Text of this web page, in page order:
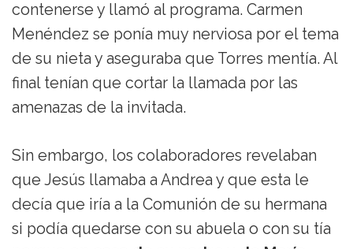
contenerse y llamó al programa. Carmen
Menéndez se ponía muy nerviosa por el tema
de su nieta y aseguraba que Torres mentía. Al
final tenían que cortar la llamada por las
amenazas de la invitada.
Sin embargo, los colaboradores revelaban
que Jesús llamaba a Andrea y que esta le
decía que iría a la Comunión de su hermana
si podía quedarse con su abuela o con su tía